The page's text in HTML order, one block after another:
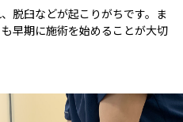
脱臼などが起こりがちです。ま
早期に施術を始めることが大切